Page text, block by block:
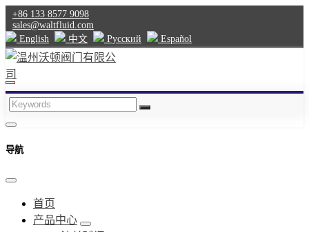
+86 133 8577 9098
sales@waltfluid.com
English
中文 Pусский Español
导航
首页
产品中心